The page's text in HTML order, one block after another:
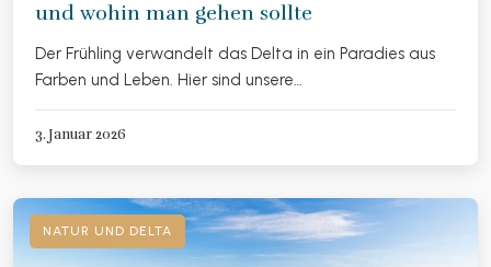
und wohin man gehen sollte
Der Frühling verwandelt das Delta in ein Paradies aus
Farben und Leben. Hier sind unsere…
3. Januar 2026
NATUR UND DELTA